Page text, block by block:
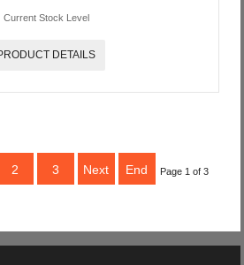
Current Stock Level
DETAILS
2 3 Next End Page 1 of 3